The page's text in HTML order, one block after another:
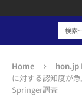
Home hon.jp
に対する認知度が
Springer調査